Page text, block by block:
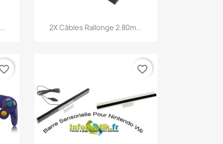
Aperçu rapide
2X Câbles Rallonge 2.80m...
favorite_border